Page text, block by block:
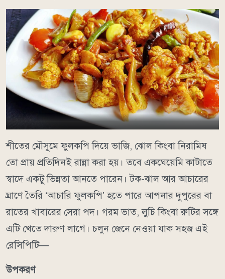
শীতের মৌসুমে ফুলকপি দিয়ে ভাজি, ঝোল কিংবা নিরামিষ
তো প্রায় প্রতিদিনই রান্না করা হয়। তবে একঘেয়েমি কাটাতে
স্বাদে একটু ভিন্নতা আনতে পারেন। টক-ঝাল আর আচারের
ঘ্রাণে তৈরি ‘আচারি ফুলকপি’ হতে পারে আপনার দুপুরের বা
রাতের খাবারের সেরা পদ। গরম ভাত, লুচি কিংবা রুটির সঙ্গে
এটি খেতে দারুণ লাগে। চলুন জেনে নেওয়া যাক সহজ এই
রেসিপিটি—
উপকরণ